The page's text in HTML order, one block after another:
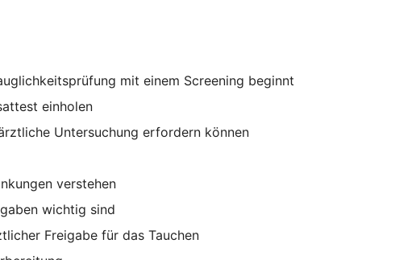
mit einem Screening beginnt
einholen
Untersuchung erfordern können
verstehen
wichtig sind
Freigabe für das Tauchen